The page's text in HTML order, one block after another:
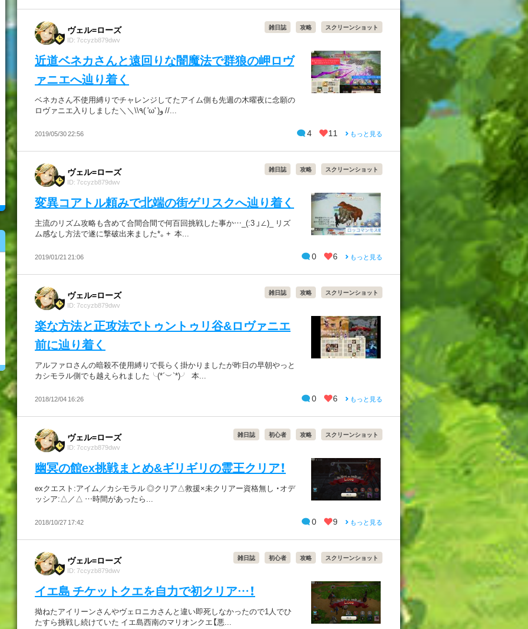
ヴェル=ローズ
ID: 7ccyzb879dwv
雑日誌 攻略 スクリーンショット
近道ベネカさんと遠回りな闇魔法で群狼の岬ロヴ
ァニエへ辿り着く
ベネカさん不使用縛りでチャレンジしてたアイム側も先週の木曜夜に念願の
ロヴァニエ入りしました＼＼\\٩( 'ω' )و //...
2019/05/30 22:56 4 11 もっと見る
ヴェル=ローズ
ID: 7ccyzb879dwv
雑日誌 攻略 スクリーンショット
変異コアトル頼みで北端の街ゲリスクへ辿り着く
主流のリズム攻略も含めて合間合間で何百回挑戦した事か…_(:3 」∠)_ リズ
ム感なし方法で遂に撃破出来ました*。+ 本...
2019/01/21 21:06 0 6 もっと見る
ヴェル=ローズ
ID: 7ccyzb879dwv
雑日誌 攻略 スクリーンショット
楽な方法と正攻法でトゥントゥリ谷&ロヴァニエ
前に辿り着く
アルファロさんの暗殺不使用縛りで長らく掛かりましたが昨日の早朝やっと
カシモラル側でも越えられました╰(*´︶`*)╯ 本...
2018/12/04 16:26 0 6 もっと見る
ヴェル=ローズ
ID: 7ccyzb879dwv
雑日誌 初心者 攻略 スクリーンショット
幽冥の館ex挑戦まとめ&ギリギリの霊王クリア！
exクエスト:アイム／カシモラル ◎クリア△救援×未クリアー資格無し ・オデ
ッシア:△／△ …時間があったら...
2018/10/27 17:42 0 9 もっと見る
ヴェル=ローズ
ID: 7ccyzb879dwv
雑日誌 初心者 攻略 スクリーンショット
イエ島 チケットクエを自力で初クリア…！
拗ねたアイリーンさんやヴェロニカさんと違い即死しなかったので1人でひ
たすら挑戦し続けていた イエ島西南のマリオンクエ【悪...